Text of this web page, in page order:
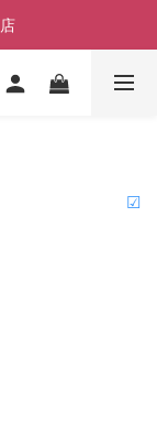
饋1%購物金
饋1%購物金
☑